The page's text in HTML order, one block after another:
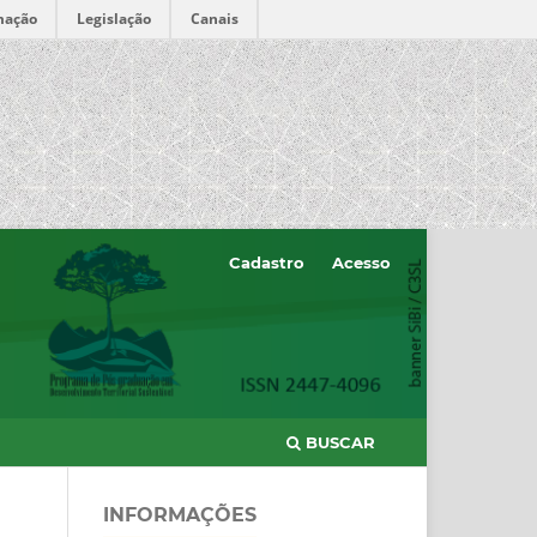
Legislação Canais
BUSCAR
Cadastro Acesso
INFORMAÇÕES